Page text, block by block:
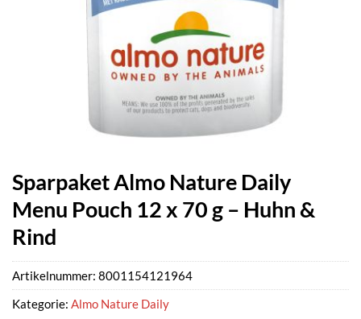
Sparpaket Almo Nature Daily
Menu Pouch 12 x 70 g – Huhn &
Rind
Artikelnummer: 8001154121964
Kategorie: Almo Nature Daily